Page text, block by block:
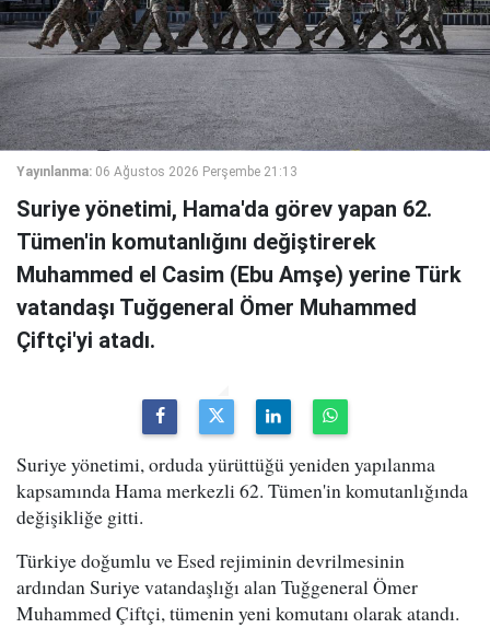
Yayınlanma: 06 Ağustos 2026 Perşembe 21:13
Suriye yönetimi, Hama'da görev yapan 62.
Tümen'in komutanlığını değiştirerek
Muhammed el Casim (Ebu Amşe) yerine Türk
vatandaşı Tuğgeneral Ömer Muhammed
Çiftçi'yi atadı.
Suriye yönetimi, orduda yürüttüğü yeniden yapılanma
kapsamında Hama merkezli 62. Tümen'in komutanlığında
değişikliğe gitti.
Türkiye doğumlu ve Esed rejiminin devrilmesinin
ardından Suriye vatandaşlığı alan Tuğgeneral Ömer
Muhammed Çiftçi, tümenin yeni komutanı olarak atandı.